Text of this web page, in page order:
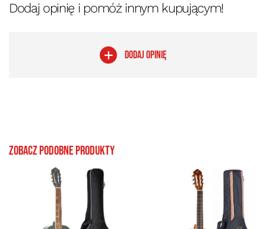
Dodaj opinię i pomóż innym kupującym!
DODAJ OPINIĘ
Zobacz podobne produkty